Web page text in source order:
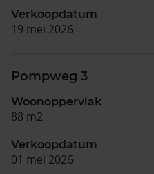
Verkoopdatum
19 mei 2026
Pompweg 3
Woonoppervlak
88 m2
Verkoopdatum
01 mei 2026